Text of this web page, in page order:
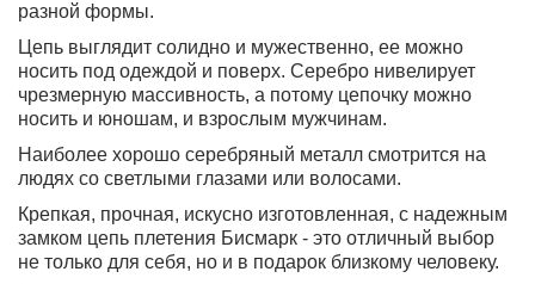
разной формы.
Цепь выглядит солидно и мужественно, ее можно
носить под одеждой и поверх. Серебро нивелирует
чрезмерную массивность, а потому цепочку можно
носить и юношам, и взрослым мужчинам.
Наиболее хорошо серебряный металл смотрится на
людях со светлыми глазами или волосами.
Крепкая, прочная, искусно изготовленная, с надежным
замком цепь плетения Бисмарк - это отличный выбор
не только для себя, но и в подарок близкому человеку.